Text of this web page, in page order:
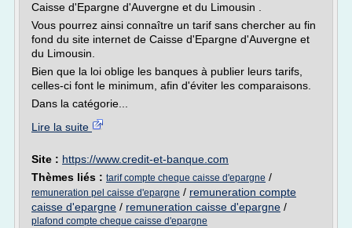
Caisse d'Epargne d'Auvergne et du Limousin .
Vous pourrez ainsi connaître un tarif sans chercher au fin
fond du site internet de Caisse d'Epargne d'Auvergne et
du Limousin.
Bien que la loi oblige les banques à publier leurs tarifs,
celles-ci font le minimum, afin d'éviter les comparaisons.
Dans la catégorie...
Lire la suite
Site : https://www.credit-et-banque.com
Thèmes liés : tarif compte cheque caisse d'epargne /
remuneration pel caisse d'epargne / remuneration compte
caisse d'epargne / remuneration caisse d'epargne /
plafond compte cheque caisse d'epargne